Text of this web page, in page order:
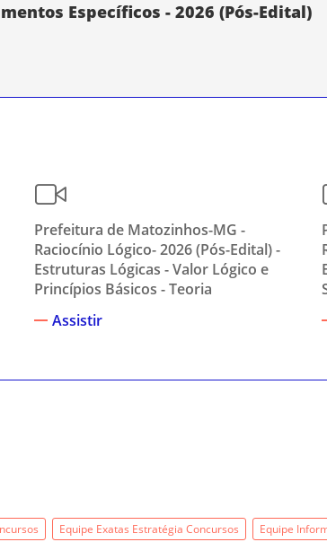
Específicos - 2026 (Pós-Edital)
Prefeitura de Matozinhos-MG -
Raciocínio Lógico- 2026 (Pós-Edital) -
Estruturas Lógicas - Valor Lógico e
Princípios Básicos - Teoria
Assistir
Equipe Exatas Estratégia Concursos Equipe